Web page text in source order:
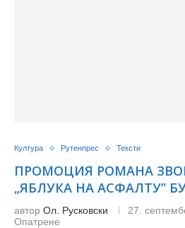
Култура Рутенпрес Тексти
ПРОМОЦИЯ РОМАНА
„ЯБЛУКА НА АСФАЛТУ”
автор Ол. Русковски 27.
Опатрене